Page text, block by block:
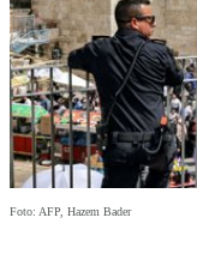
Foto: AFP, Hazem Bader